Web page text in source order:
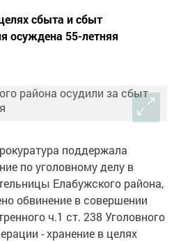
сбыта и сбыт
осуждена 55-летняя
поддержала
по уголовному делу в
Елабужского района,
обвинение в совершении
ч.1 ст. 238 Уголовного
- хранение в целях